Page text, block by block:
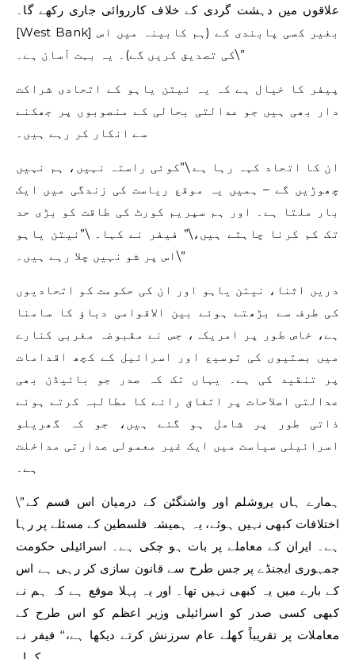
علاقوں میں دہشت گردی کے خلاف کارروائی جاری رکھے گا۔
[West Bank] بغیر کسی پابندی کے (ہم کابینہ میں اس
کی تصدیق کریں گے)۔ یہ بہت آسان ہے۔\”
پیفر ​​کا خیال ہے کہ یہ نیتن یاہو کے اتحادی شراکت
دار بھی ہیں جو عدالتی بحالی کے منصوبوں پر جھکنے
سے انکار کر رہے ہیں۔
ان کا اتحاد کہہ رہا ہے \”کوئی راستہ نہیں، ہم نہیں
چھوڑیں گے – ہمیں یہ موقع ریاست کی زندگی میں ایک
بار ملتا ہے۔ اور ہم سپریم کورٹ کی طاقت کو بڑی حد
تک کم کرنا چاہتے ہیں،\” فیفر نے کہا۔ \”نیتن یاہو
اس پر شو نہیں چلا رہے ہیں۔\”
دریں اثنا، نیتن یاہو اور ان کی حکومت کو اتحادیوں
کی طرف سے بڑھتے ہوئے بین الاقوامی دباؤ کا سامنا
ہے، خاص طور پر امریکہ، جس نے مقبوضہ مغربی کنارے
میں بستیوں کی توسیع اور اسرائیل کے کچھ اقدامات
پر تنقید کی ہے۔ یہاں تک کہ صدر جو بائیڈن بھی
عدالتی اصلاحات پر اتفاق رائے کا مطالبہ کرتے ہوئے
ذاتی طور پر شامل ہو گئے ہیں، جو کہ گھریلو
اسرائیلی سیاست میں ایک غیر معمولی صدارتی مداخلت
ہے۔
\”ہمارے ہاں یروشلم اور واشنگٹن کے درمیان اس قسم کے
اختلافات کبھی نہیں ہوئے، یہ ہمیشہ فلسطین کے مسئلے پر رہا
ہے۔ ایران کے معاملے پر بات ہو چکی ہے۔ اسرائیلی حکومت
جمہوری ایجنڈے پر جس طرح سے قانون سازی کر رہی ہے اس
کے بارے میں یہ کبھی نہیں تھا۔ اور یہ پہلا موقع ہے کہ ہم نے
کبھی کسی صدر کو اسرائیلی وزیر اعظم کو اس طرح کے
معاملات پر تقریباً کھلے عام سرزنش کرتے دیکھا ہے،‘‘ فیفر نے